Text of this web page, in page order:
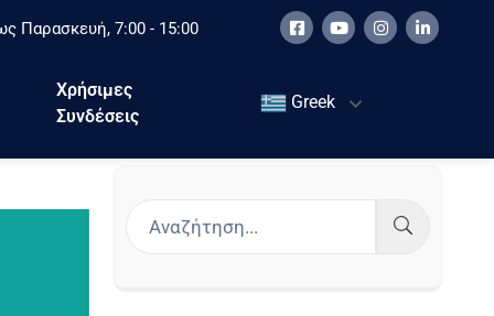
Παρασκευή, 7:00 - 15:00
Χρήσιμες
Συνδέσεις
Greek